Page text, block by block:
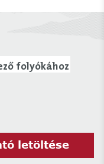
folyókához
letöltése